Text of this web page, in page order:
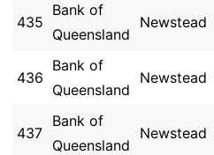
435
Bank of
Queensland
Newstead
436
Bank of
Queensland
Newstead
437
Bank of
Queensland
Newstead